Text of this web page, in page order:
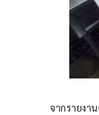
จากรายงา